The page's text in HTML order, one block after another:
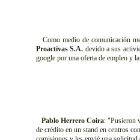
Como medio de comunicación
Proactivas S.A. devido a sus
google por una oferta de empleo y
Pablo Herrero Coira: "Pusieron
de crédito en un stand en centros